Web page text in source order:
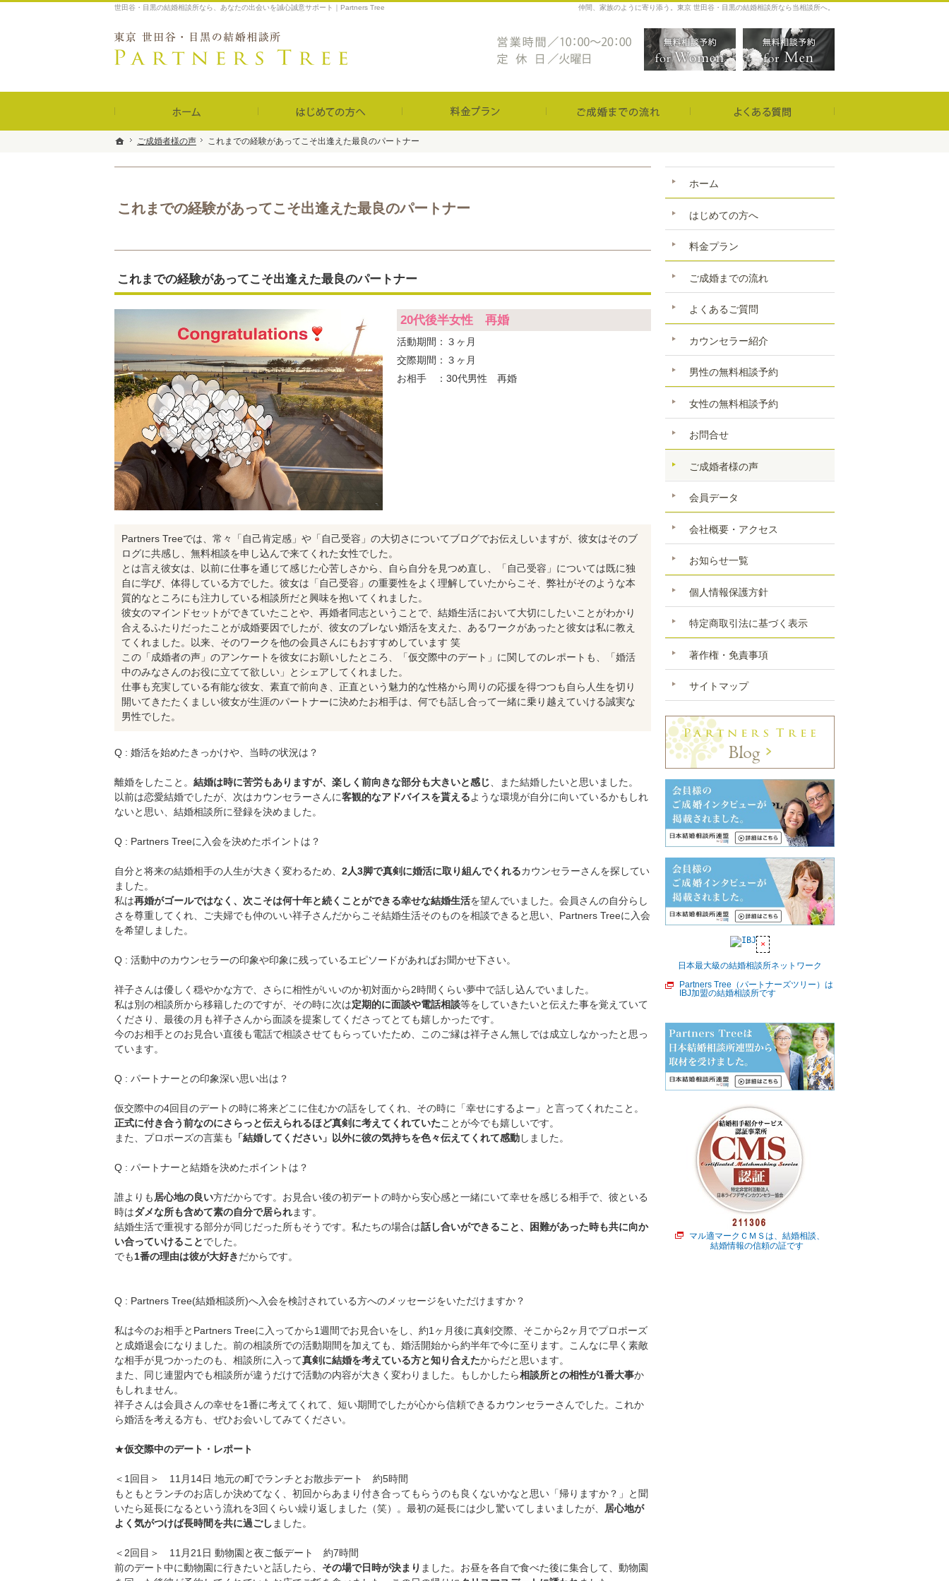
ホーム
ご成婚者様の声 これまでの経験があってこそ出逢えた最良のパートナー
これまでの経験があってこそ出逢えた最良のパートナー
仲間、家族のように寄り添う。東京 世田谷・目黒の結婚相談所なら当相談所へ。
世田谷・目黒の結婚相談所なら、あなたの出会いを誠心誠意サポート｜Partners Tree
これまでの経験があってこそ出逢えた最良のパートナー
20代後半女性 再婚
活動期間
３ヶ月
交際期間
３ヶ月
お相手
30代男性 再婚
Partners Treeでは、常々「自己肯定感」や「自己受容」の大切さについてブログでお伝えしいますが、彼女はそのブ
ログに共感し、無料相談を申し込んで来てくれた女性でした。
とは言え彼女は、以前に仕事を通じて感じた心苦しさから、自ら自分を見つめ直し、「自己受容」については既に独
自に学び、体得している方でした。彼女は「自己受容」の重要性をよく理解していたからこそ、弊社がそのような本
質的なところにも注力している相談所だと興味を抱いてくれました。
彼女のマインドセットができていたことや、再婚者同志ということで、結婚生活において大切にしたいことがわかり
合えるふたりだったことが成婚要因でしたが、彼女のブレない婚活を支えた、あるワークがあったと彼女は私に教え
てくれました。以来、そのワークを他の会員さんにもおすすめしています 笑
この「成婚者の声」のアンケートを彼女にお願いしたところ、「仮交際中のデート」に関してのレポートも、「婚活
中のみなさんのお役に立てて欲しい」とシェアしてくれました。
仕事も充実している有能な彼女、素直で前向き、正直という魅力的な性格から周りの応援を得つつも自ら人生を切り
開いてきたたくましい彼女が生涯のパートナーに決めたお相手は、何でも話し合って一緒に乗り越えていける誠実な
男性でした。
Q : 婚活を始めたきっかけや、当時の状況は？
離婚をしたこと。 結婚は時に苦労もありますが、楽しく前向きな部分も大きいと感じ 、また結婚したいと思いました。
以前は恋愛結婚でしたが、次はカウンセラーさんに客観的なアドバイスを貰えるような環境が自分に向いているかもしれ
ないと思い、結婚相談所に登録を決めました。
Q : Partners Treeに入会を決めたポイントは？
自分と将来の結婚相手の人生が大きく変わるため、 2人3脚で真剣に婚活に取り組んでくれるカウンセラーさんを探してい
ました。
私は再婚がゴールではなく、次こそは何十年と続くことができる幸せな結婚生活を望んでいました。会員さんの自分らし
さを尊重してくれ、ご夫婦でも仲のいい祥子さんだからこそ結婚生活そのものを相談できると思い、Partners Treeに入会
を希望しました。
Q : 活動中のカウンセラーの印象や印象に残っているエピソードがあればお聞かせ下さい。
祥子さんは優しく穏やかな方で、さらに相性がいいのか初対面から2時間くらい夢中で話し込んでいました。
私は別の相談所から移籍したのですが、その時に次は定期的に面談や電話相談等をしていきたいと伝えた事を覚えていて
くださり、最後の月も祥子さんから面談を提案してくださってとても嬉しかったです。
今のお相手とのお見合い直後も電話で相談させてもらっていたため、このご縁は祥子さん無しでは成立しなかったと思っ
ています。
Q : パートナーとの印象深い思い出は？
仮交際中の4回目のデートの時に将来どこに住むかの話をしてくれ、その時に「幸せにするよー」と言ってくれたこと。
正式に付き合う前なのにさらっと伝えられるほど真剣に考えてくれていたことが今でも嬉しいです。
また、プロポーズの言葉も
「結婚してください」以外に彼の気持ちを色々伝えてくれて感動しました。
Q : パートナーと結婚を決めたポイントは？
誰よりも 居心地の良い方だからです。お見合い後の初デートの時から安心感と一緒にいて幸せを感じる相手で、彼といる
時はダメな所も含めて素の自分で居られます。
結婚生活で重視する部分が同じだった所もそうです。私たちの場合は話し合いができること、困難があった時も共に向か
い合っていけることでした。
でも1番の理由は彼が大好きだからです。
Q : Partners Tree(結婚相談所)へ入会を検討されている方へのメッセージをいただけますか？
私は今のお相手とPartners Treeに入ってから1週間でお見合いをし、約1ヶ月後に真剣交際、そこから2ヶ月でプロポーズ
と成婚退会になりました。前の相談所での活動期間を加えても、婚活開始から約半年で今に至ります。こんなに早く素敵
な相手が見つかったのも、相談所に入って真剣に結婚を考えている方と知り合えたからだと思います。
また、同じ連盟内でも相談所が違うだけで活動の内容が大きく変わりました。もしかしたら相談所との相性が1番大事か
もしれません。
祥子さんは会員さんの幸せを1番に考えてくれて、短い期間でしたが心から信頼できるカウンセラーさんでした。これか
ら婚活を考える方も、ぜひお会いしてみてください。
★仮交際中のデート・レポート
＜1回目＞ 11月14日 地元の町でランチとお散歩デート 約5時間
もともとランチのお店しか決めてなく、初回からあまり付き合ってもらうのも良くないかなと思い「帰りますか？」と聞
いたら延長になるという流れを3回くらい繰り返しました（笑）。最初の延長には少し驚いてしまいましたが、
居心地が
よく気がつけば長時間を共に過ごし ました。
＜2回目＞ 11月21日 動物園と夜ご飯デート 約7時間
前のデート中に動物園に行きたいと話したら、 その場で日時が決まり ました。お昼を各自で食べた後に集合して、動物園
ホーム
はじめての方へ
料金プラン
ご成婚までの流れ
よくあるご質問
カウンセラー紹介
男性の無料相談予約
女性の無料相談予約
お問合せ
ご成婚者様の声
会員データ
会社概要・アクセス
お知らせ一覧
個人情報保護方針
特定商取引法に基づく表示
著作権・免責事項
サイトマップ
日本最大級の結婚相談所ネットワーク
Partners Tree（パートナーズツリー）は
IBJ加盟の結婚相談所です
マル適マークＣＭＳは、結婚相談、
結婚情報の信頼の証です
無料相談予約女性用
ホーム
ご成婚者様の声 これまでの経験があってこそ出逢えた最良のパートナー